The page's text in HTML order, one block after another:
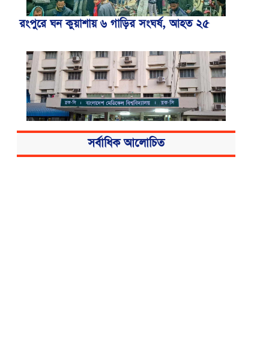
রংপুরে ঘন কুয়াশায় ৬ গাড়ির সংঘর্ষ, আহত ২৫
সর্বাধিক আলোচিত